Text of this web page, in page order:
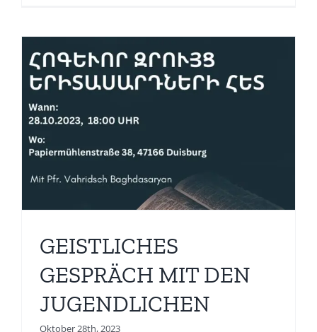
GEISTLICHES
GESPRÄCH MIT DEN
JUGENDLICHEN
Oktober 28th, 2023